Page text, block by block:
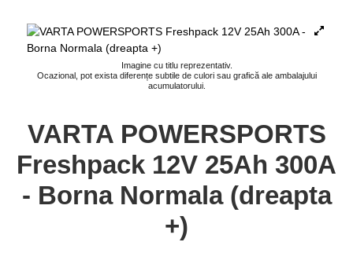
Imagine cu titlu reprezentativ.
Ocazional, pot exista diferențe subtile de culori sau grafică ale ambalajului
acumulatorului.
VARTA POWERSPORTS
Freshpack 12V 25Ah 300A
- Borna Normala (dreapta
+)